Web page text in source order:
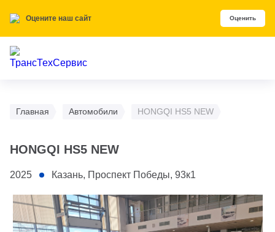
Главная Автомобили HONGQI HS5 NEW
HONGQI HS5 NEW
2025 Казань, Проспект Победы, 93к1
Оцените наш сайт Оценить